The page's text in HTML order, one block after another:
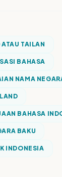
TAILAN
BAHASA
NAMA
BAHASA
BAKU
INDONESIA